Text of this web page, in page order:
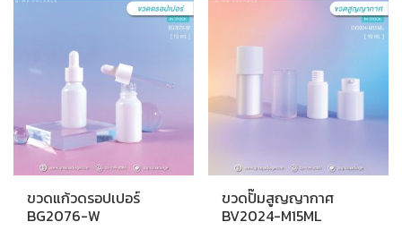
ขวดแก้วดรอปเปอร์
BG2076-W
ขวดปั๊มสูญญากาศ
BV2024-M15ML